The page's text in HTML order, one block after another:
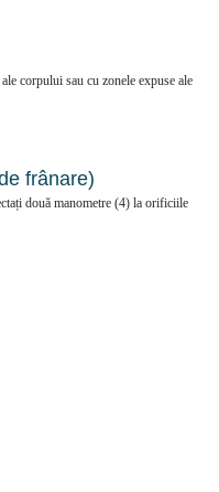
corpului sau cu zonele expuse ale
frânare)
două manometre (4) la orificiile